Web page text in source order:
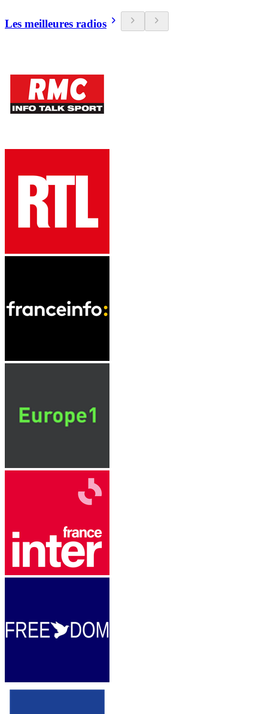
Les meilleures radios